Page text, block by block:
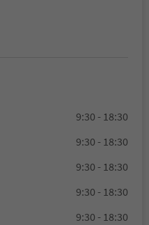
9:30 - 18:30
9:30 - 18:30
9:30 - 18:30
9:30 - 18:30
9:30 - 18:30